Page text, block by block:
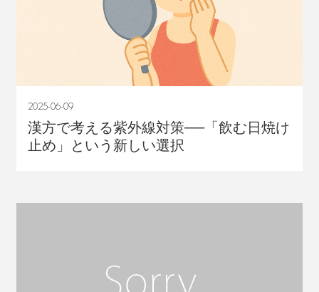
2025-06-09
漢方で考える紫外線対策──「飲む日焼け
止め」という新しい選択